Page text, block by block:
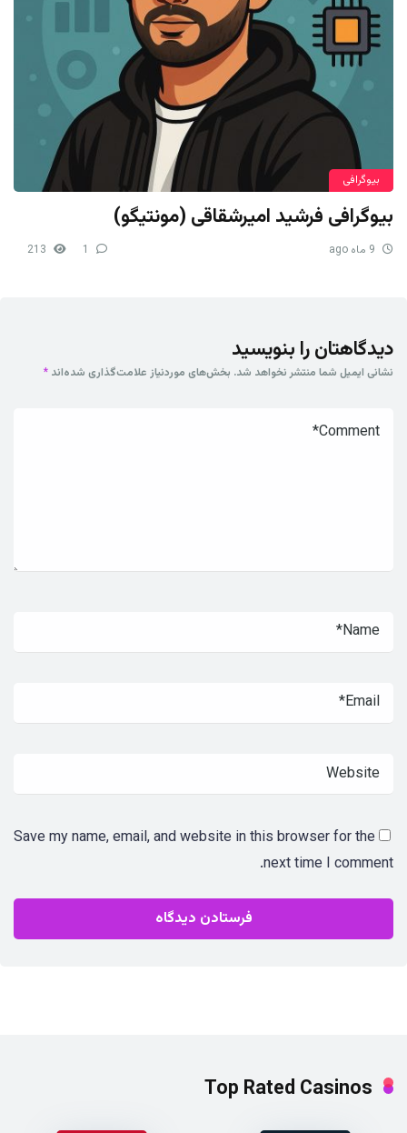
بیوگرافی
بیوگرافی فرشید امیرشقاقی (مونتیگو)
دیدگاهتان را بنویسید
نشانی ایمیل شما منتشر نخواهد شد. بخش‌های موردنیاز علامت‌گذاری شده‌اند *
Save my name, email, and website in this browser for the
next time I comment.
Top Rated Casinos